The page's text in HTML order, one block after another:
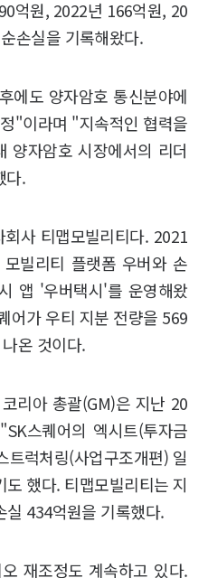
억원, 2022년 166억원, 20
손실을 기록해왔다.
에도 양자암호 통신분야에
"이라며 "지속적인 협력을
양자암호 시장에서의 리더
다.
사 티맵모빌리티다. 2021
빌리티 플랫폼 우버와 손
앱 '우버택시'를 운영해왔
어가 우티 지분 전량을 569
온 것이다.
리아 총괄(GM)은 지난 20
스퀘어의 엑시트(투자금
트럭처링(사업구조개편) 일
했다. 티맵모빌리티는 지
434억원을 기록했다.
재조정도 계속하고 있다.